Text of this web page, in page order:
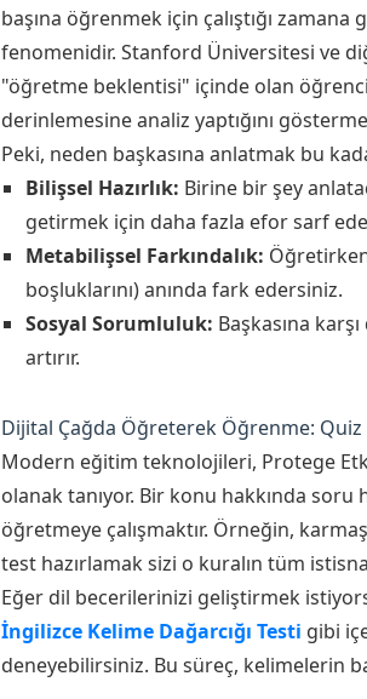
başına öğrenmek için çalıştığı
fenomenidir. Stanford Üniversitesi ve
"öğretme beklentisi" içinde olan
derinlemesine analiz yaptığını
Peki, neden başkasına anlatmak bu
Bilişsel Hazırlık: Birine bir şey
getirmek için daha fazla efor sarf
Metabilişsel Farkındalık:
boşluklarını) anında fark edersiniz.
Sosyal Sorumluluk: Başkasına
artırır.
Dijital Çağda Öğreterek Öğrenme:
Modern eğitim teknolojileri, Protege
olanak tanıyor. Bir konu hakkında soru
öğretmeye çalışmaktır. Örneğin,
test hazırlamak sizi o kuralın tüm
Eğer dil becerilerinizi geliştirmek
İngilizce Kelime Dağarcığı Testi gibi
deneyebilirsiniz. Bu süreç, kelimelerin